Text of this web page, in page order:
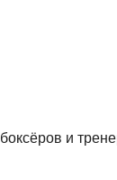
боксёров и